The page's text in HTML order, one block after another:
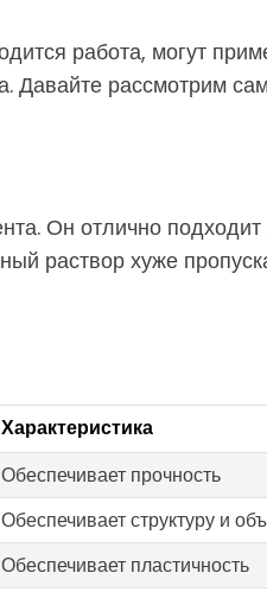
работа, могут
Давайте рассмотрим
Он отлично
раствор хуже
Характеристика
Обеспечивает прочность
Обеспечивает структуру и
Обеспечивает пластичность